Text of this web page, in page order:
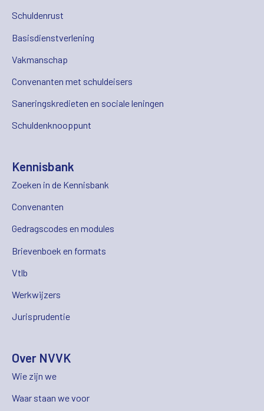
Schuldenrust
Basisdienstverlening
Vakmanschap
Convenanten met schuldeisers
Saneringskredieten en sociale leningen
Schuldenknooppunt
Kennisbank
Zoeken in de Kennisbank
Convenanten
Gedragscodes en modules
Brievenboek en formats
Vtlb
Werkwijzers
Jurisprudentie
Over NVVK
Wie zijn we
Waar staan we voor